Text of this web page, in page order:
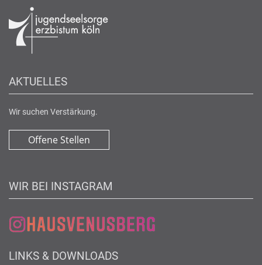
AKTUELLES
Wir suchen Verstärkung.
Offene Stellen
WIR BEI INSTAGRAM
LINKS & DOWNLOADS